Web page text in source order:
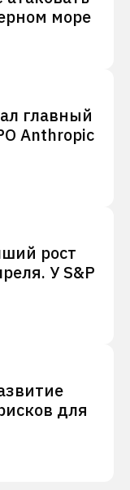
море
главный
Anthropic
рост
У S&P
для